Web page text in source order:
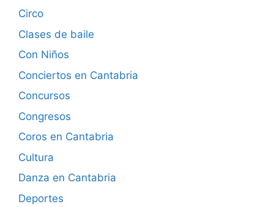
Circo
Clases de baile
Con Niños
Conciertos en Cantabria
Concursos
Congresos
Coros en Cantabria
Cultura
Danza en Cantabria
Deportes